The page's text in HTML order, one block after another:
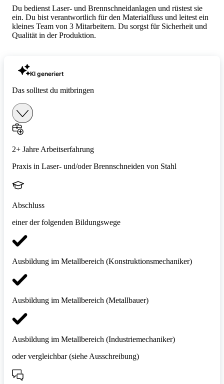
Du bedienst Laser- und Brennschneidanlagen und rüstest sie
ein. Du bist verantwortlich für den Materialfluss und leitest ein
kleines Team von 3 Mitarbeitern. Du sorgst für Sicherheit und
Qualität in der Produktion.
KI generiert
Das solltest du mitbringen
2+ Jahre Arbeitserfahrung
Praxis in Laser- und/oder Brennschneiden von Stahl
Abschluss
einer der folgenden Bildungswege
Ausbildung im Metallbereich (Konstruktionsmechaniker)
Ausbildung im Metallbereich (Metallbauer)
Ausbildung im Metallbereich (Industriemechaniker)
oder vergleichbar (siehe Ausschreibung)